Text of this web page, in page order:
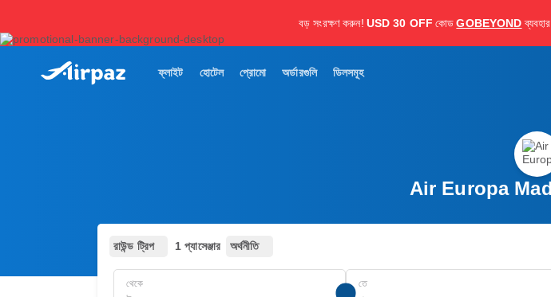
বড় সংরক্ষণ করুন! USD 30 OFF কোড GOBEYOND
ফ্লাইট হোটেল প্রোমো অর্ডারগুলি ডিলসমূহ
Air Europa
রাউন্ড ট্রিপ 1 প্যাসেঞ্জার অর্থনীতি
থেকে তে